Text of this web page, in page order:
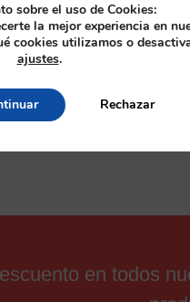
en todos
sobre el uso de Cookies:
la mejor experiencia en
cookies utilizamos o
ajustes.
Rechazar